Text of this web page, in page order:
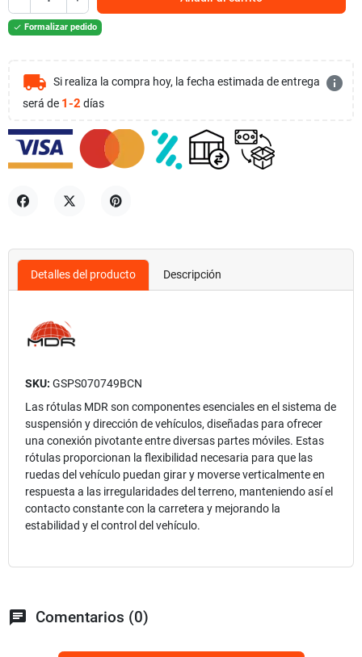
 Formalizar pedido
local_shipping Si realiza la compra hoy, la fecha estimada de entrega
será de 1-2 días
info
Detalles del producto Descripción
SKU: GSPS070749BCN
Las rótulas MDR son componentes esenciales en el sistema de
suspensión y dirección de vehículos, diseñadas para ofrecer
una conexión pivotante entre diversas partes móviles. Estas
rótulas proporcionan la flexibilidad necesaria para que las
ruedas del vehículo puedan girar y moverse verticalmente en
respuesta a las irregularidades del terreno, manteniendo así el
contacto constante con la carretera y mejorando la
estabilidad y el control del vehículo.
chat Comentarios (0)